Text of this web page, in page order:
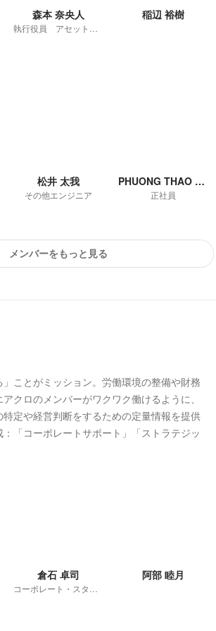
森本 奈央人 稲辺 裕樹
松井 太我
その他エンジニア
PHUONG THAO BUI
正社員
メンバーをもっと見る
」ことがミッション。労働環境の整備や財務
クロのメンバーがワクワク働けるように、
特定や経営判断をするための定量情報を提供
：「コーポレートサポート」「ストラテジッ
倉石 卓司 阿部 睦月